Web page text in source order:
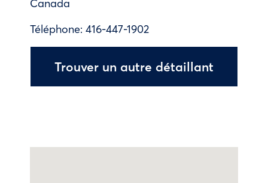
Canada
Téléphone: 416-447-1902
Trouver un autre détaillant